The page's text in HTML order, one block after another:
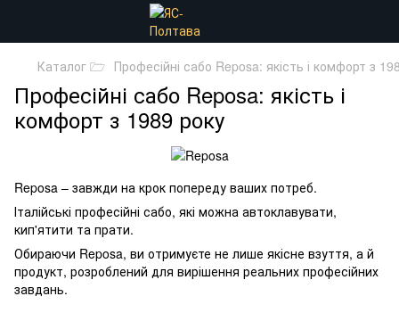
Каталог 🗁 Професійні сабо Reposa: якість і комфорт з
Професійні сабо Reposa: якість і
комфорт з 1989 року
Reposa – завжди на крок попереду ваших потреб.
Італійські професійні сабо, які можна автоклавувати,
кип'ятити та прати.
Обираючи Reposa, ви отримуєте не лише якісне взуття, а й
продукт, розроблений для вирішення реальних професійних
завдань.